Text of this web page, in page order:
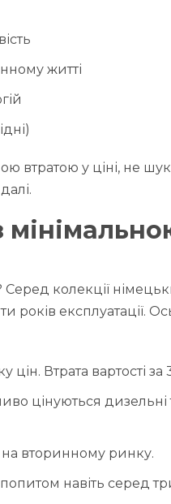
житті
втратою у ціні, не
колекції
років експлуатації.
Втрата вартості за
цінуються дизельні
на вторинному ринку.
навіть серед